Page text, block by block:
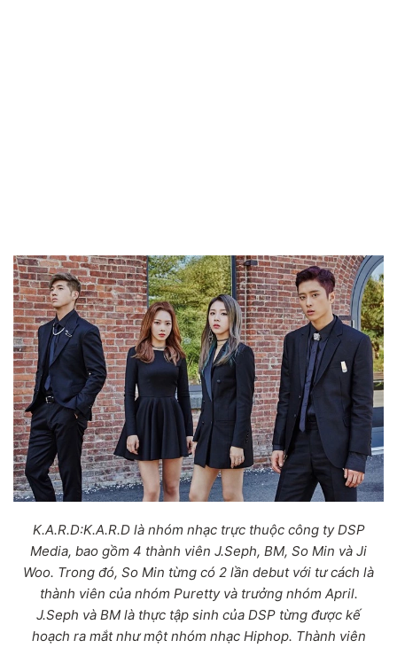
K.A.R.D:K.A.R.D là nhóm nhạc trực thuộc công ty DSP
Media, bao gồm 4 thành viên J.Seph, BM, So Min và Ji
Woo. Trong đó, So Min từng có 2 lần debut với tư cách là
thành viên của nhóm Puretty và trưởng nhóm April.
J.Seph và BM là thực tập sinh của DSP từng được kế
hoạch ra mắt như một nhóm nhạc Hiphop. Thành viên